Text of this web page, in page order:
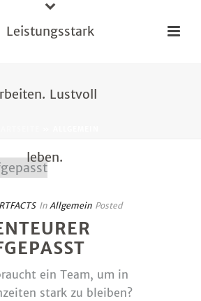
In Allgemein Posted
ein Team, um in
stark zu bleiben?